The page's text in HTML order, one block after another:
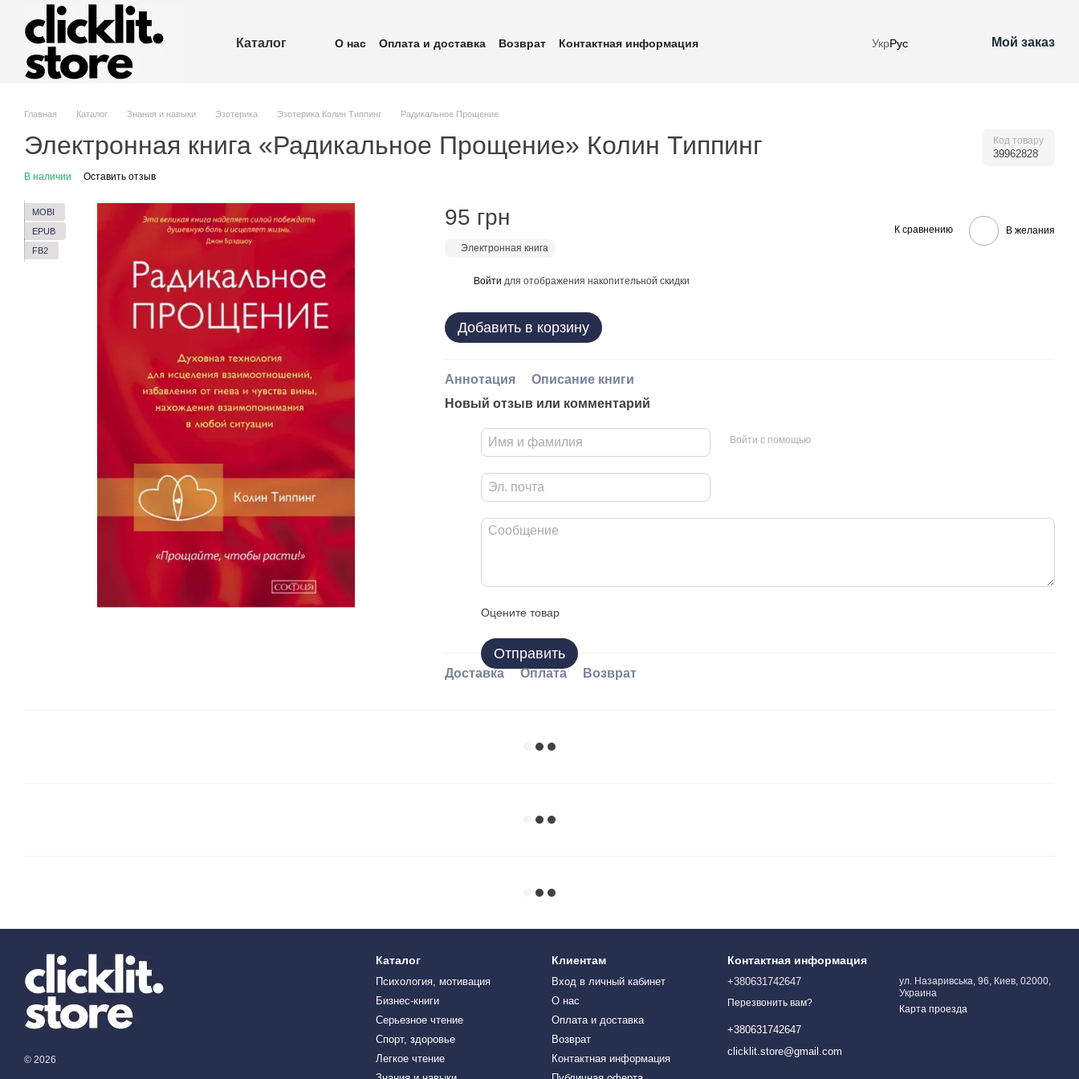
Перейти к основному контенту
Каталог О нас Оплата и доставка Возврат
Контактная информация
УкрРус Мой заказ
Главная Каталог Знания и навыки Эзотерика Эзотерика Колин Типпинг Радикальное Прощение
Электронная книга «Радикальное Прощение» Колин Типпинг Код товару
39962828
В наличии Оставить отзыв
MOBI
EPUB
FB2
95 грн
Электронная книга
К сравнению В желания
Войти для отображения накопительной скидки
Добавить в корзину
Аннотация
Описание книги
Новый отзыв или комментарий
Войти с помощью
Оцените товар
Отправить
Доставка Оплата Возврат
© 2026
Каталог
Психология, мотивация
Бизнес-книги
Серьезное чтение
Спорт, здоровье
Легкое чтение
Клиентам
Вход в личный кабинет
О нас
Оплата и доставка
Возврат
Контактная информация
Контактная информация
+380631742647
Перезвонить вам?
+380631742647
clicklit.store@gmail.com
ул. Назаривська, 96, Киев, 02000,
Украина
Карта проезда